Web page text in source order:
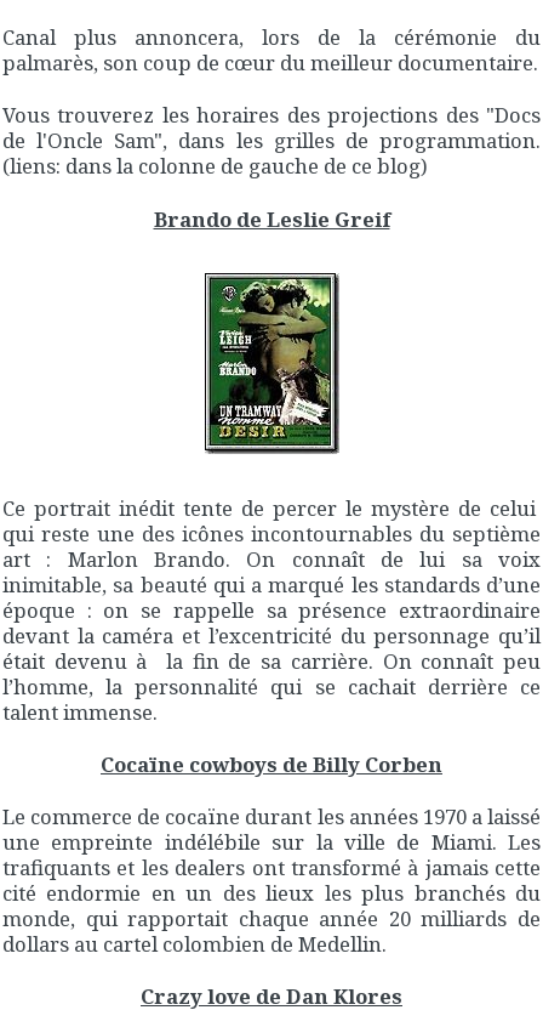
Canal plus annoncera, lors de la cérémonie du
palmarès, son coup de cœur du meilleur documentaire.
Vous trouverez les horaires des projections des "Docs
de l'Oncle Sam", dans les grilles de programmation.
(liens: dans la colonne de gauche de ce blog)
Brando de Leslie Greif
Ce portrait inédit tente de percer le mystère de celui
qui reste une des icônes incontournables du septième
art : Marlon Brando. On connaît de lui sa voix
inimitable, sa beauté qui a marqué les standards d’une
époque : on se rappelle sa présence extraordinaire
devant la caméra et l’excentricité du personnage qu’il
était devenu à la fin de sa carrière. On connaît peu
l’homme, la personnalité qui se cachait derrière ce
talent immense.
Cocaïne cowboys de Billy Corben
Le commerce de cocaïne durant les années 1970 a laissé
une empreinte indélébile sur la ville de Miami. Les
trafiquants et les dealers ont transformé à jamais cette
cité endormie en un des lieux les plus branchés du
monde, qui rapportait chaque année 20 milliards de
dollars au cartel colombien de Medellin.
Crazy love de Dan Klores